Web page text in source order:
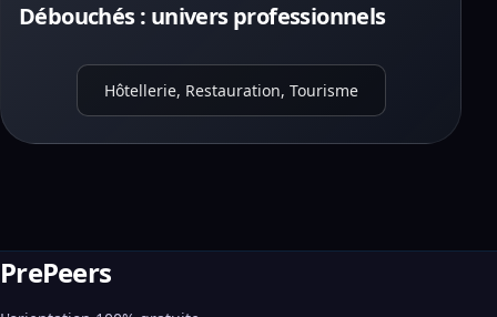
Débouchés : univers professionnels
Hôtellerie, Restauration, Tourisme
PrePeers